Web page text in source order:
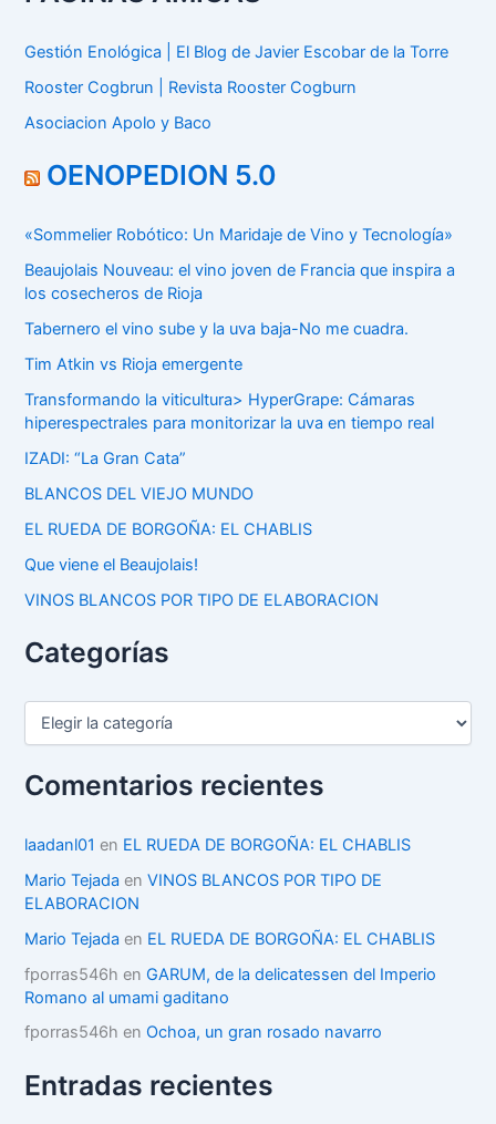
Gestión Enológica | El Blog de Javier Escobar de la Torre
Rooster Cogbrun | Revista Rooster Cogburn
Asociacion Apolo y Baco
OENOPEDION 5.0
«Sommelier Robótico: Un Maridaje de Vino y Tecnología»
Beaujolais Nouveau: el vino joven de Francia que inspira a
los cosecheros de Rioja
Tabernero el vino sube y la uva baja-No me cuadra.
Tim Atkin vs Rioja emergente
Transformando la viticultura> HyperGrape: Cámaras
hiperespectrales para monitorizar la uva en tiempo real
IZADI: “La Gran Cata”
BLANCOS DEL VIEJO MUNDO
EL RUEDA DE BORGOÑA: EL CHABLIS
Que viene el Beaujolais!
VINOS BLANCOS POR TIPO DE ELABORACION
Categorías
C
e
g
r
a
s
Comentarios recientes
laadanl01 en EL RUEDA DE BORGOÑA: EL CHABLIS
Mario Tejada enVINOS BLANCOS POR TIPO DE
ELABORACION
Mario Tejada en EL RUEDA DE BORGOÑA: EL CHABLIS
fporras546h en GARUM, de la delicatessen del Imperio
Romano al umami gaditano
fporras546h en Ochoa, un gran rosado navarro
Entradas recientes